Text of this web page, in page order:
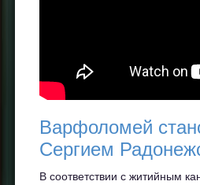
Варфоломей
Сергием
В соответствии с житийным